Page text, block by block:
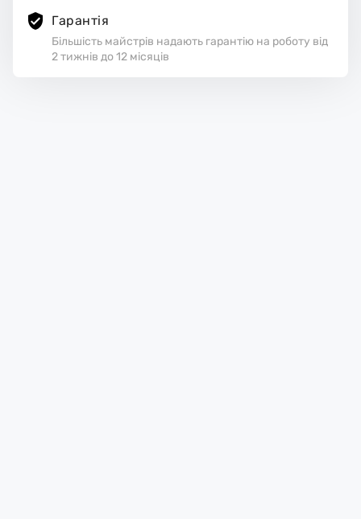
Гарантія
Більшість майстрів надають гарантію на роботу від
2 тижнів до 12 місяців